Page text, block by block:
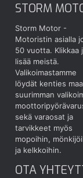
STORM
Storm Motor -
Motoristin asialla
50 vuotta. Klikkaa
lisää meistä.
Valikoimastamme
löydät kenties
suurimman
sekä varaosat ja
tarvikkeet myös
mopoihin,
ja kelkkoihin.
OTA